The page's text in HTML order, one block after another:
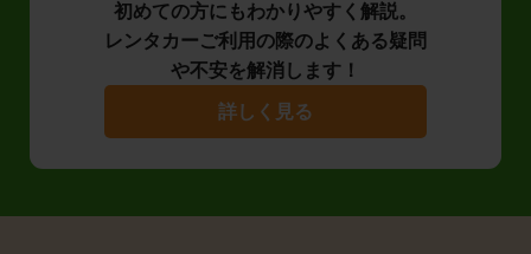
初めての方にもわかりやすく解説。
レンタカーご利用の際のよくある疑問
や不安を解消します！
詳しく見る